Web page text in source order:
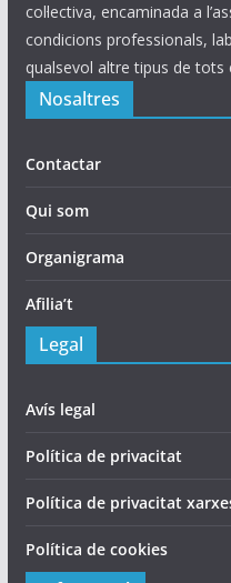
col·lectiva, encaminada a
condicions professionals,
qualsevol altre tipus de tots
Nosaltres
Contactar
Qui som
Organigrama
Afilia’t
Legal
Avís legal
Política de privacitat
Política de privacitat
Política de cookies